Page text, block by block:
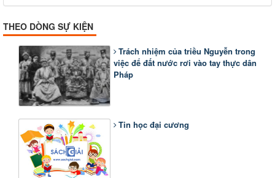
THEO DÒNG SỰ KIỆN
Trách nhiệm của triều Nguyễn trong
việc để đất nước rơi vào tay thực dân
Pháp
Tin học đại cương